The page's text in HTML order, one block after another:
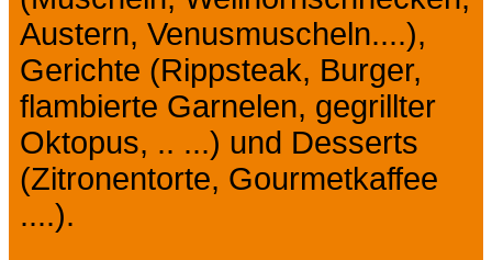
Austern, Venusmuscheln....),
Gerichte (Rippsteak, Burger,
flambierte Garnelen, gegrillter
Oktopus, .. ...) und Desserts
(Zitronentorte, Gourmetkaffee
....).